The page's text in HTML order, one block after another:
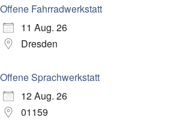
Offene Fahrradwerkstatt
11 Aug. 26
Dresden
Offene Sprachwerkstatt
12 Aug. 26
01159